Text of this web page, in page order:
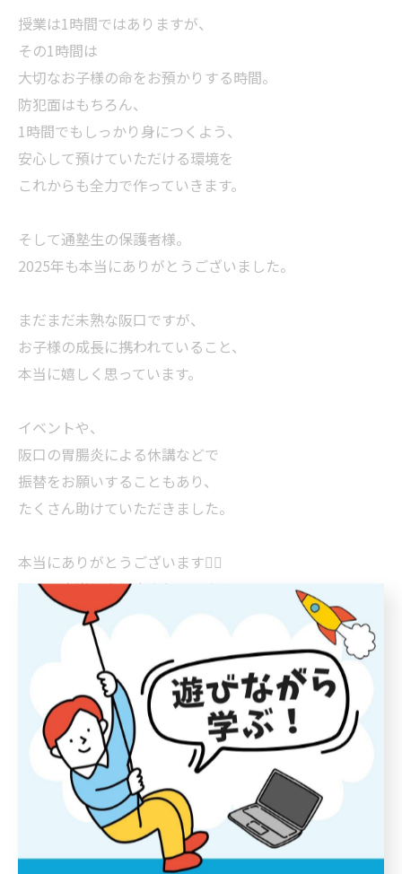
授業は1時間ではありますが、
その1時間は
大切なお子様の命をお預かりする時間。
防犯面はもちろん、
1時間でもしっかり身につくよう、
安心して預けていただける環境を
これからも全力で作っていきます。
そして通塾生の保護者様。
2025年も本当にありがとうございました。
まだまだ未熟な阪口ですが、
お子様の成長に携われていること、
本当に嬉しく思っています。
イベントや、
阪口の胃腸炎による休講などで
振替をお願いすることもあり、
たくさん助けていただきました。
本当にありがとうございます🙇‍♂️
阪口は本当に人に恵まれています。
今通っている子どもたち、保護者様、
このビルの大家さん、
本部の支え、
その他たくさんの方々のおかげで、
今の教室があります。
心から感謝です。
2026年もまだまだこれから。